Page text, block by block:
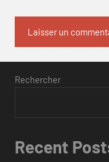
Rechercher
Recent